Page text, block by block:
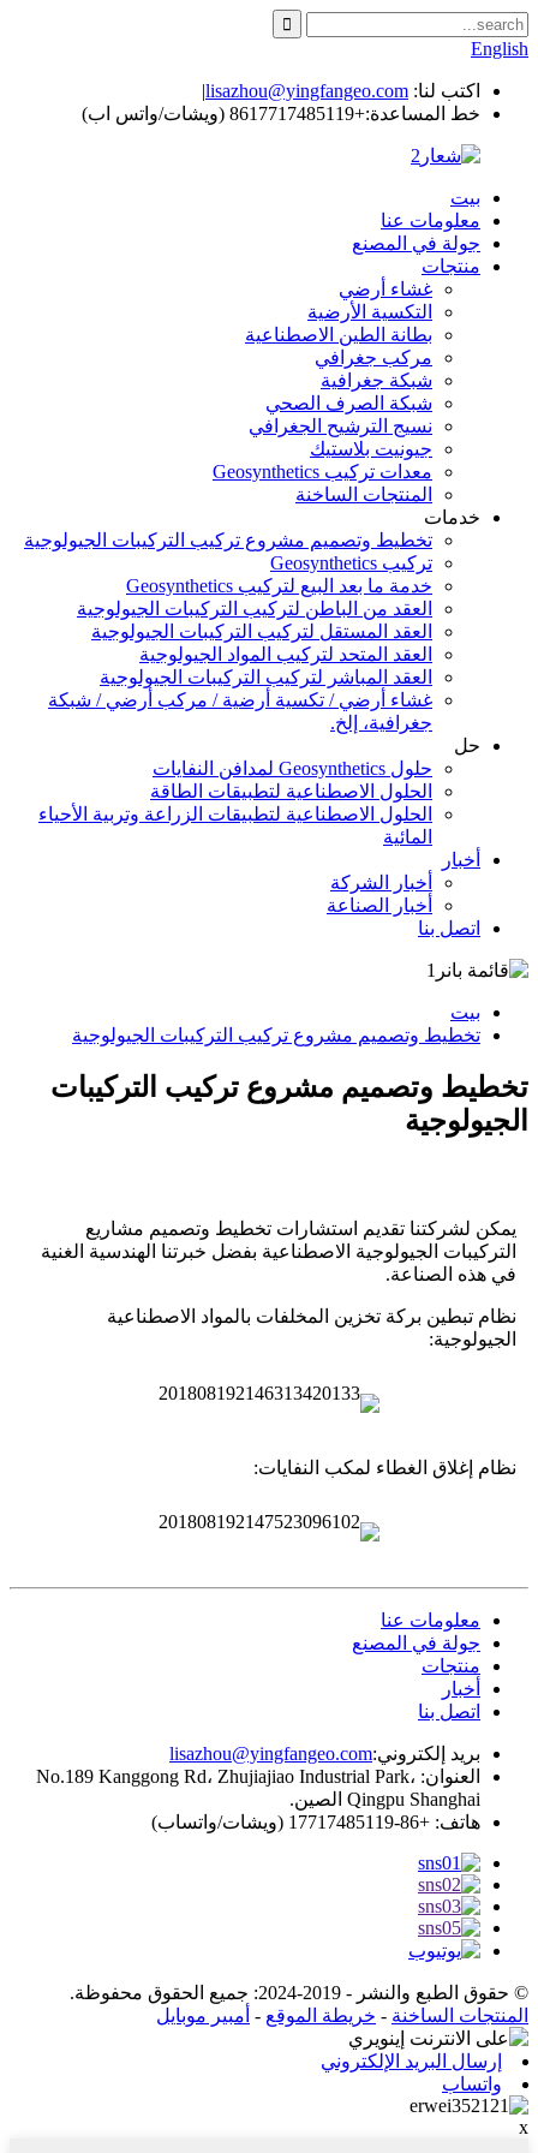
English
اكتب لنا: lisazhou@yingfangeo.com
|
خط المساعدة:+8617717485119 (ويشات/واتس اب)
بيت
معلومات عنا
جولة في المصنع
منتجات
غشاء أرضي
التكسية الأرضية
بطانة الطين الاصطناعية
مركب جغرافي
شبكة جغرافية
شبكة الصرف الصحي
نسيج الترشيح الجغرافي
جيونيت بلاستيك
معدات تركيب Geosynthetics
المنتجات الساخنة
خدمات
تخطيط وتصميم مشروع تركيب التركيبات الجيولوجية
تركيب Geosynthetics
خدمة ما بعد البيع لتركيب Geosynthetics
العقد من الباطن لتركيب التركيبات الجيولوجية
العقد المستقل لتركيب التركيبات الجيولوجية
العقد المتحد لتركيب المواد الجيولوجية
العقد المباشر لتركيب التركيبات الجيولوجية
غشاء أرضي / تكسية أرضية / مركب أرضي / شبكة
جغرافية، إلخ.
حل
حلول Geosynthetics لمدافن النفايات
الحلول الاصطناعية لتطبيقات الطاقة
الحلول الاصطناعية لتطبيقات الزراعة وتربية الأحياء
المائية
أخبار
أخبار الشركة
أخبار الصناعة
اتصل بنا
بيت
تخطيط وتصميم مشروع تركيب التركيبات الجيولوجية
تخطيط وتصميم مشروع تركيب التركيبات
الجيولوجية
يمكن لشركتنا تقديم استشارات تخطيط وتصميم مشاريع
التركيبات الجيولوجية الاصطناعية بفضل خبرتنا الهندسية الغنية
في هذه الصناعة.
نظام تبطين بركة تخزين المخلفات بالمواد الاصطناعية
الجيولوجية:
نظام إغلاق الغطاء لمكب النفايات:
معلومات عنا
جولة في المصنع
منتجات
أخبار
اتصل بنا
بريد إلكتروني:lisazhou@yingfangeo.com
العنوان: No.189 Kanggong Rd، Zhujiajiao Industrial Park،
Qingpu Shanghai الصين.
هاتف: +86-17717485119 (ويشات/واتساب)
© حقوق الطبع والنشر - 2019-2024: جميع الحقوق محفوظة.
المنتجات الساخنة - خريطة الموقع - أمبير موبايل
إرسال البريد الإلكتروني
واتساب
x